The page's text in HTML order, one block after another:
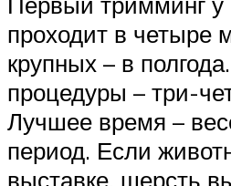
проходит в четыре
крупных – в
процедуры – три-
Лучшее время –
период. Если
выставке, шерсть